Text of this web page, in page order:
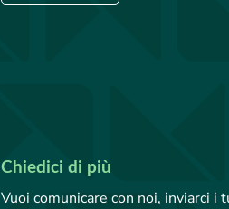
Chiedici di più
Vuoi comunicare con noi, inviarci